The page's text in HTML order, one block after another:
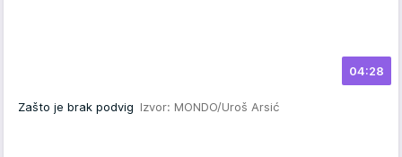
04:28
Zašto je brak podvig Izvor: MONDO/Uroš Arsić